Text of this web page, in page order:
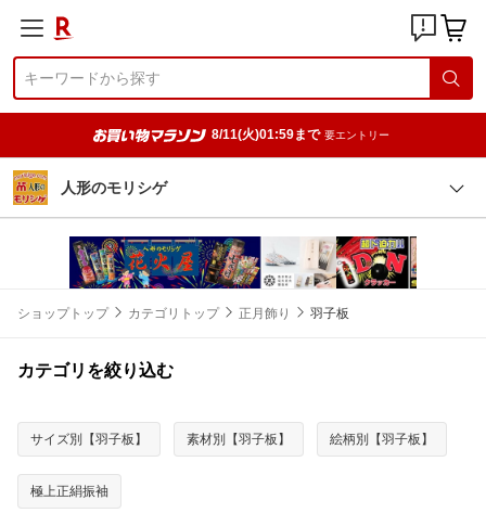
8/11(火)01:59まで 要エントリー
人形のモリシゲ
ショップトップ カテゴリトップ 正月飾り 羽子板
カテゴリを絞り込む
サイズ別【羽子板】 素材別【羽子板】 絵柄別【羽子板】
極上正絹振袖